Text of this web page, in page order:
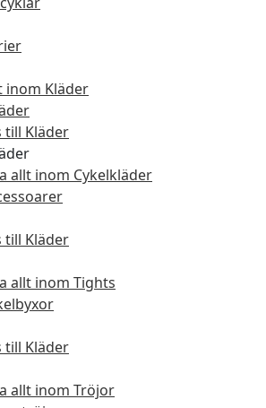
inom Kläder
till Kläder
allt inom Cykelkläder
till Kläder
allt inom Tights
till Kläder
allt inom Tröjor